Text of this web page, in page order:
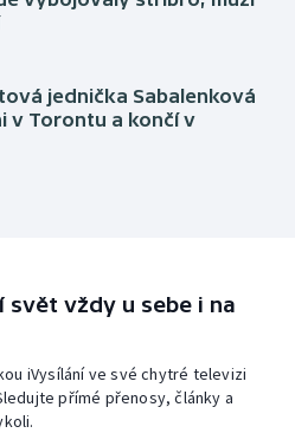
jednička Sabalenková
v Torontu a končí v
vždy u sebe i na
iVysílání ve své chytré televizi
přímé přenosy, články a